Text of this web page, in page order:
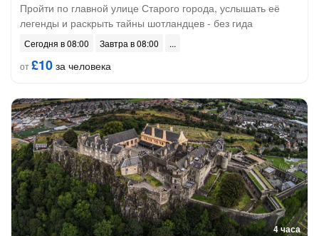
Пройти по главной улице Старого города, услышать её
легенды и раскрыть тайны шотландцев - без гида
Сегодня в 08:00
Завтра в 08:00
от£10 за человека
4 часа